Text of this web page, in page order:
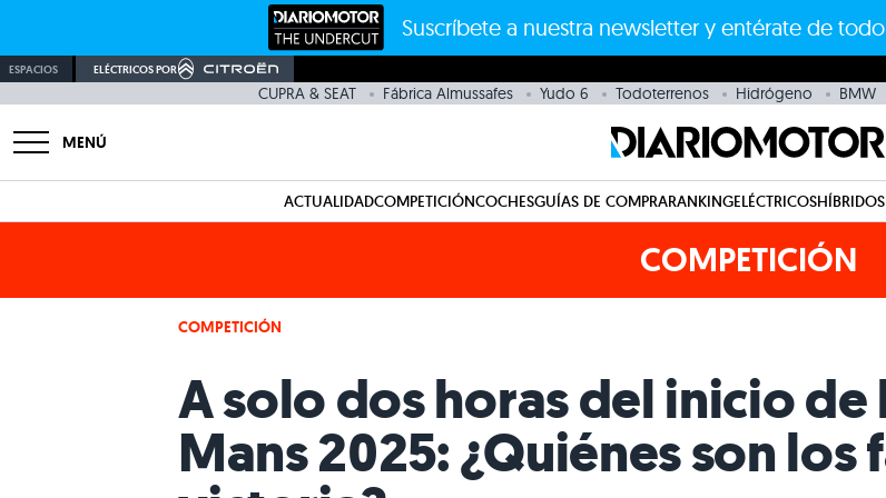
Suscríbete a nuestra newsletter y entérate de
ESPACIOS ELÉCTRICOS POR
CUPRA & SEAT Fábrica Almussafes Yudo 6 Todoterrenos Hidrógeno BMW
MENÚ
ACTUALIDADCOMPETICIÓNCOCHESGUÍAS DE COMPRARANKINGELÉCTRICOSHÍBRIDOS
COMPETICIÓN
COMPETICIÓN
A solo dos horas del inicio de
Mans 2025: ¿Quiénes son los